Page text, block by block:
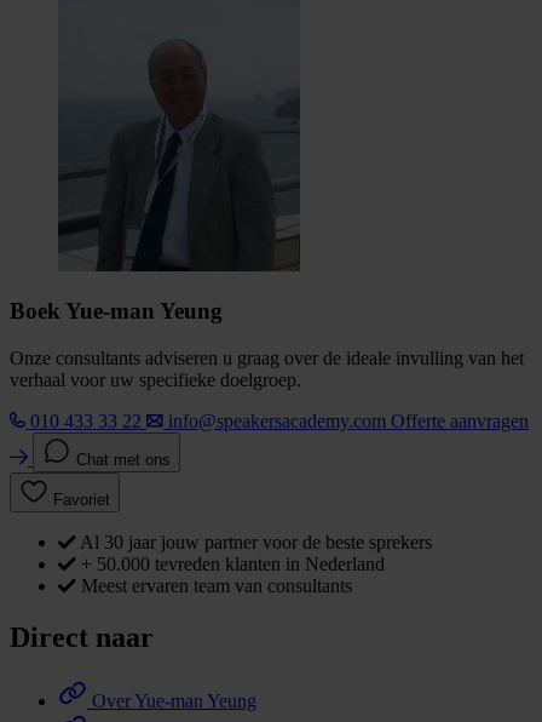
Boek Yue-man Yeung
Onze consultants adviseren u graag over de ideale invulling van het
verhaal voor uw specifieke doelgroep.
010 433 33 22
info@speakersacademy.com Offerte aanvragen
Chat met ons
Favoriet
Al 30 jaar jouw partner voor de beste sprekers
+ 50.000 tevreden klanten in Nederland
Meest ervaren team van consultants
Direct naar
Over Yue-man Yeung